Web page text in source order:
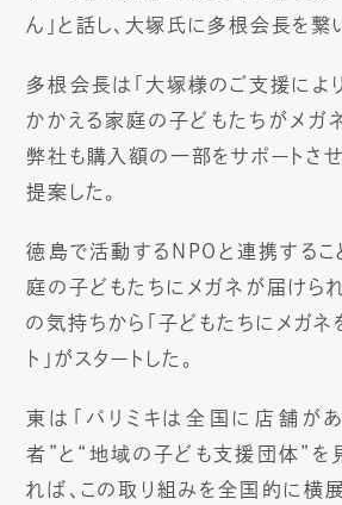
ん」と話し、大塚氏に多根会長を繋
多根会長は「大塚様のご支援によ
かかえる家庭の子どもたちがメガ
弊社も購入額の一部をサポートさせ
提案した。
徳島で活動するNPOと連携するこ
庭の子どもたちにメガネが届けら
の気持ちから「子どもたちにメガネ
ト」がスタートした。
東は「パリミキは全国に店舗が
者”と“地域の子ども支援団体”を
れば、この取り組みを全国的に横展